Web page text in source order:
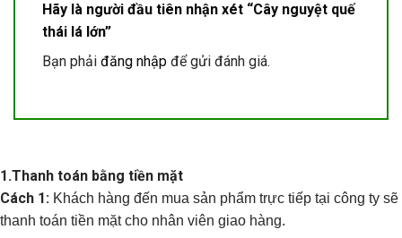
Hãy là người đầu tiên nhận xét “Cây nguyệt quế
thái lá lớn”
Bạn phải đăng nhập để gửi đánh giá.
1.Thanh toán bằng tiền mặt
Cách 1: Khách hàng đến mua sản phẩm trực tiếp tại công ty sẽ
thanh toán tiền mặt cho nhân viên giao hàng.